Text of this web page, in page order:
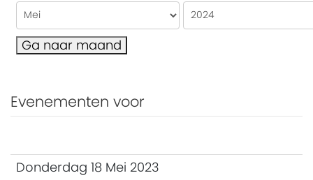
Ga naar maand
Evenementen voor
Donderdag 18 Mei 2023